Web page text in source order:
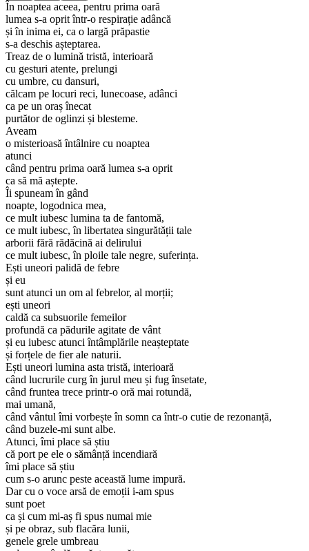
În noaptea aceea, pentru prima oară
lumea s-a oprit într-o respirație adâncă
și în inima ei, ca o largă prăpastie
s-a deschis așteptarea.
Treaz de o lumină tristă, interioară
cu gesturi atente, prelungi
cu umbre, cu dansuri,
călcam pe locuri reci, lunecoase, adânci
ca pe un oraș înecat
purtător de oglinzi și blesteme.
Aveam
o misterioasă întâlnire cu noaptea
atunci
când pentru prima oară lumea s-a oprit
ca să mă aștepte.
Îi spuneam în gând
noapte, logodnica mea,
ce mult iubesc lumina ta de fantomă,
ce mult iubesc, în libertatea singurătății tale
arborii fără rădăcină ai delirului
ce mult iubesc, în ploile tale negre, suferința.
Ești uneori palidă de febre
și eu
sunt atunci un om al febrelor, al morții;
ești uneori
caldă ca subsuorile femeilor
profundă ca pădurile agitate de vânt
și eu iubesc atunci întâmplările neașteptate
și forțele de fier ale naturii.
Ești uneori lumina asta tristă, interioară
când lucrurile curg în jurul meu și fug însetate,
când fruntea trece printr-o oră mai rotundă,
mai umană,
când vântul îmi vorbește în somn ca într-o cutie de rezonanță,
când buzele-mi sunt albe.
Atunci, îmi place să știu
că port pe ele o sămânță incendiară
îmi place să știu
cum s-o arunc peste această lume impură.
Dar cu o voce arsă de emoții i-am spus
sunt poet
ca și cum mi-aș fi spus numai mie
și pe obraz, sub flacăra lunii,
genele grele umbreau